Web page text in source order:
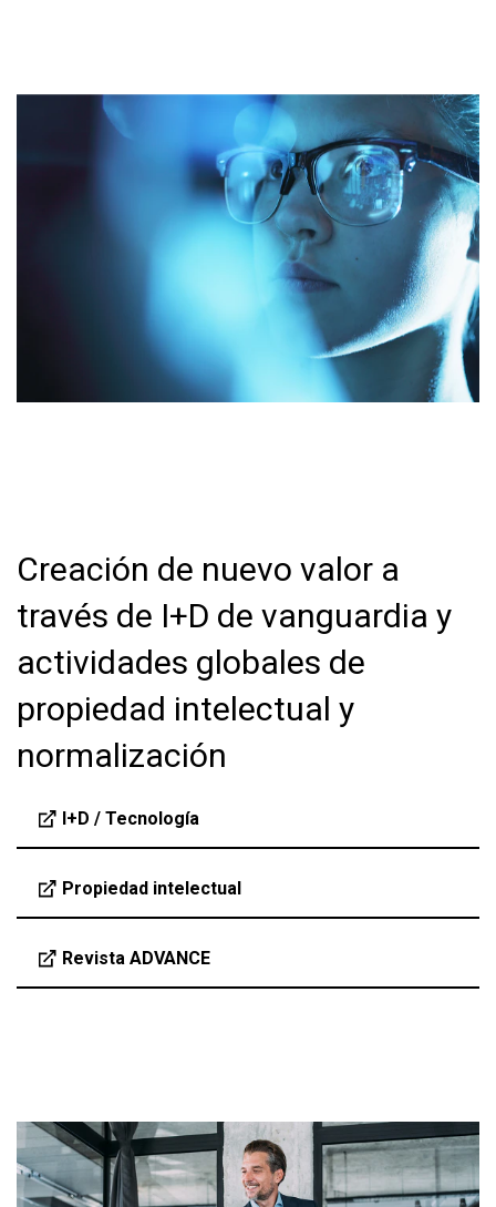
Creación de nuevo valor a
través de I+D de vanguardia y
actividades globales de
propiedad intelectual y
normalización
I+D / Tecnología
Propiedad intelectual
Revista ADVANCE